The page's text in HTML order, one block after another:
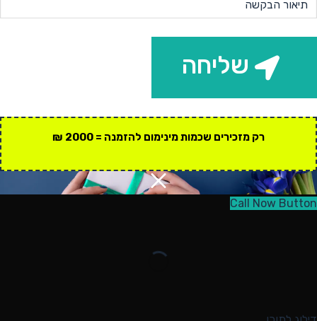
שליחה
רק מזכירים שכמות מינימום להזמנה = 2000 ₪
Call Now Button